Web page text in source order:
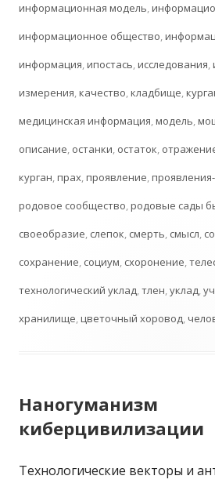
информационная модель,
информационное общество,
информация,ипостась,исследования,
измерения,качество,кладбище,
медицинская информация,модель,
описание, останки, остаток,
курган,прах,проявление,
родовое сообщество,родовые сады
своеобразие, слепок, смерть, смысл,
сохранение, социум, схоронение,
технологический уклад,тлен,уклад,
хранилище,цветочный хоровод,
Наногуманизм
киберцивилизации
Технологические векторы и